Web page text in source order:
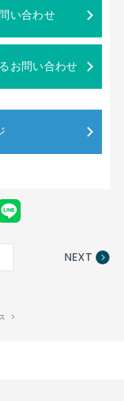
い合わせ
お問い合わせ
NEXT